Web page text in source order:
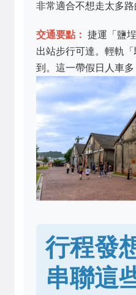
非常適合不想走太多路
交通要點： 捷運「鹽
出站步行可達。輕軌
到。這一帶假日人車多
行程發
串聯這